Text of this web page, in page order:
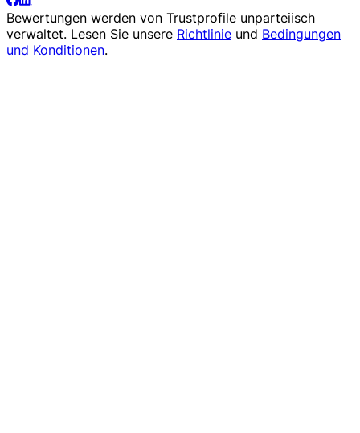
Bewertungen werden von Trustprofile unparteiisch
verwaltet. Lesen Sie unsere Richtlinie und Bedingungen
und Konditionen.